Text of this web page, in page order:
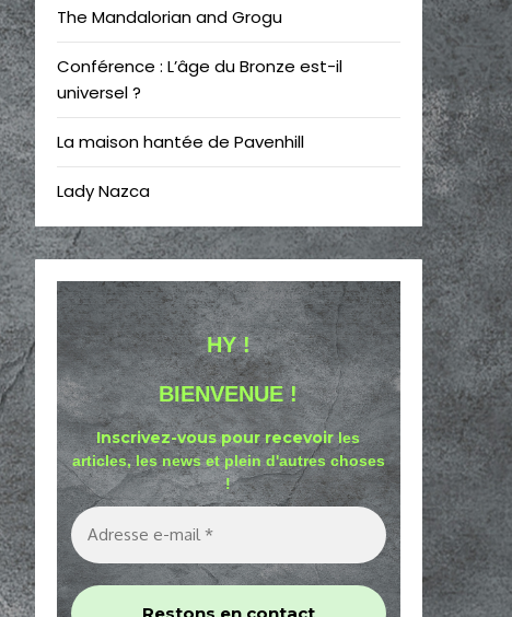
The Mandalorian and Grogu
Conférence : L’âge du Bronze est-il
universel ?
La maison hantée de Pavenhill
Lady Nazca
HY !
BIENVENUE !
Inscrivez-vous pour recevoirles
articles, les news et plein d'autres choses
!